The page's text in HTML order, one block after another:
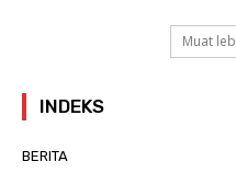
Muat
INDEKS
BERITA